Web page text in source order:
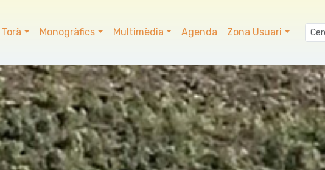
Torà Monogràfics Multimèdia Agenda Zona Usuari